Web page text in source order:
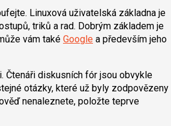
Linuxová uživatelská základna je
triků a rad. Dobrým základem je
vám také Google a především jeho
Čtenáři diskusních fór jsou obvykle
otázky, které už byly zodpovězeny
nenaleznete, položte teprve